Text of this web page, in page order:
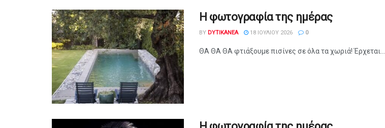
Η φωτογραφία της ημέρας
BY DYTIKANEA 18 ΙΟΥΛΊΟΥ 2026 0
ΘΑ ΘΑ ΘΑ φτιάξουμε πισίνες σε όλα τα χωριά! Έρχεται...